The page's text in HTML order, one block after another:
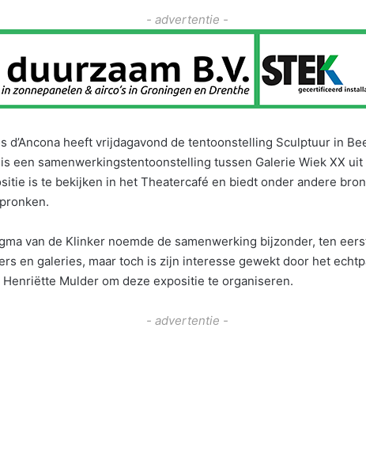
- advertentie -
d’Ancona heeft vrijdagavond de tentoonstelling Sculptuur in
een samenwerkingstentoonstelling tussen Galerie Wiek XX uit
is te bekijken in het Theatercafé en biedt onder andere
van de Klinker noemde de samenwerking bijzonder, ten
en galeries, maar toch is zijn interesse gewekt door het
Henriëtte Mulder om deze expositie te organiseren.
- advertentie -